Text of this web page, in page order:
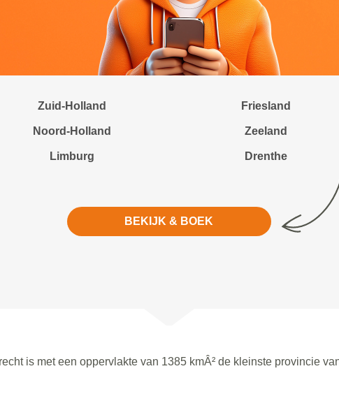
Zuid-Holland Friesland
Noord-Holland Zeeland
Limburg Drenthe
BEKIJK & BOEK
is met een oppervlakte van 1385 kmÂ² de kleinste provincie